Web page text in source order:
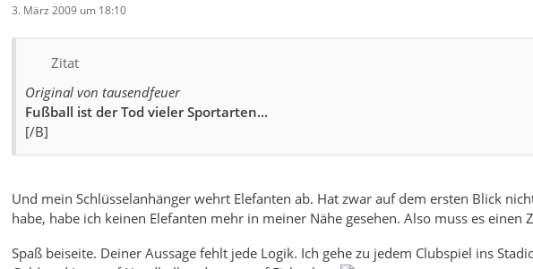
3. März 2009 um 18:10
Zitat
Original von tausendfeuer
Fußball ist der Tod vieler Sportarten...
[/B]
Und mein Schlüsselanhänger wehrt Elefanten ab. Hat zwar auf dem ersten Blick
habe, habe ich keinen Elefanten mehr in meiner Nähe gesehen. Also muss es einen
Spaß beiseite. Deiner Aussage fehlt jede Logik. Ich gehe zu jedem Clubspiel ins